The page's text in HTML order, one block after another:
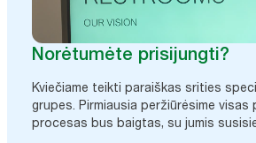
Norėtumėte prisijungti?
Kviečiame teikti paraiškas srities
grupes. Pirmiausia peržiūrėsime visas
procesas bus baigtas, su jumis